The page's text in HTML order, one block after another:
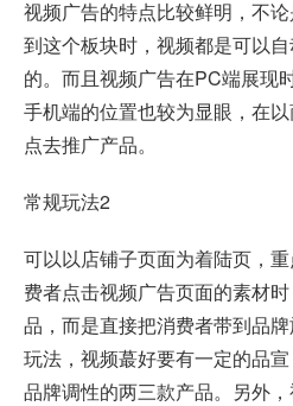
视频广告的特点比较鲜明，不
到这个板块时，视频都是可以
的。而且视频广告在PC端展现
手机端的位置也较为显眼，在
点去推广产品。
常规玩法2
可以以店铺子页面为着陆页，
费者点击视频广告页面的素材
品，而是直接把消费者带到品
玩法，视频蕞好要有一定的品
品牌调性的两三款产品。另外